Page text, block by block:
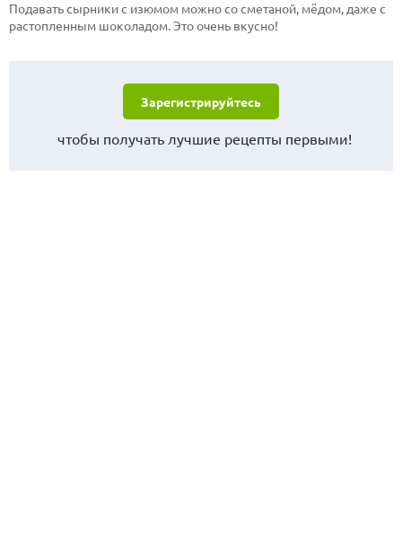
Подавать сырники с изюмом можно со сметаной, мёдом, даже с
растопленным шоколадом. Это очень вкусно!
Зарегистрируйтесь
чтобы получать лучшие рецепты первыми!